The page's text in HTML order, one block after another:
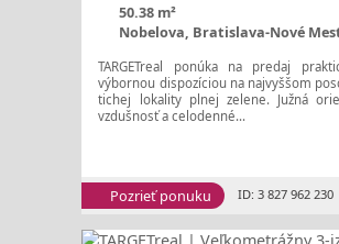
50.38 m²
Nobelova, Bratislava-Nové
TARGETreal ponúka na predaj
výbornou dispozíciou na najvyššom
tichej lokality plnej zelene. Južná
vzdušnosť a celodenné...
Pozrieť ponuku ID: 3 827 962 230